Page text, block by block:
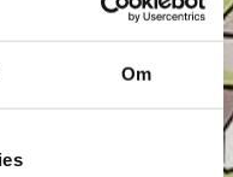
Om
din
din